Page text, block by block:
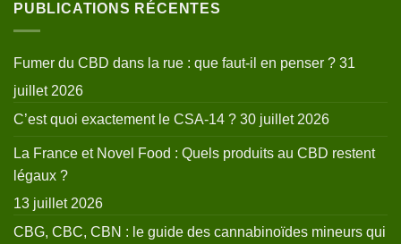
PUBLICATIONS RÉCENTES
Fumer du CBD dans la rue : que faut-il en penser ? 31
juillet 2026
C’est quoi exactement le CSA-14 ? 30 juillet 2026
La France et Novel Food : Quels produits au CBD restent
légaux ?
13 juillet 2026
CBG, CBC, CBN : le guide des cannabinoïdes mineurs qui